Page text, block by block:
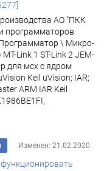
АО "ПКК
программаторов
Программатор \ Микро-
Link 1 ST-Link 2 JEM-
для мсх с ядром
Keil uVision; IAR;
ARM IAR Keil
Изменен: 21.02.2020